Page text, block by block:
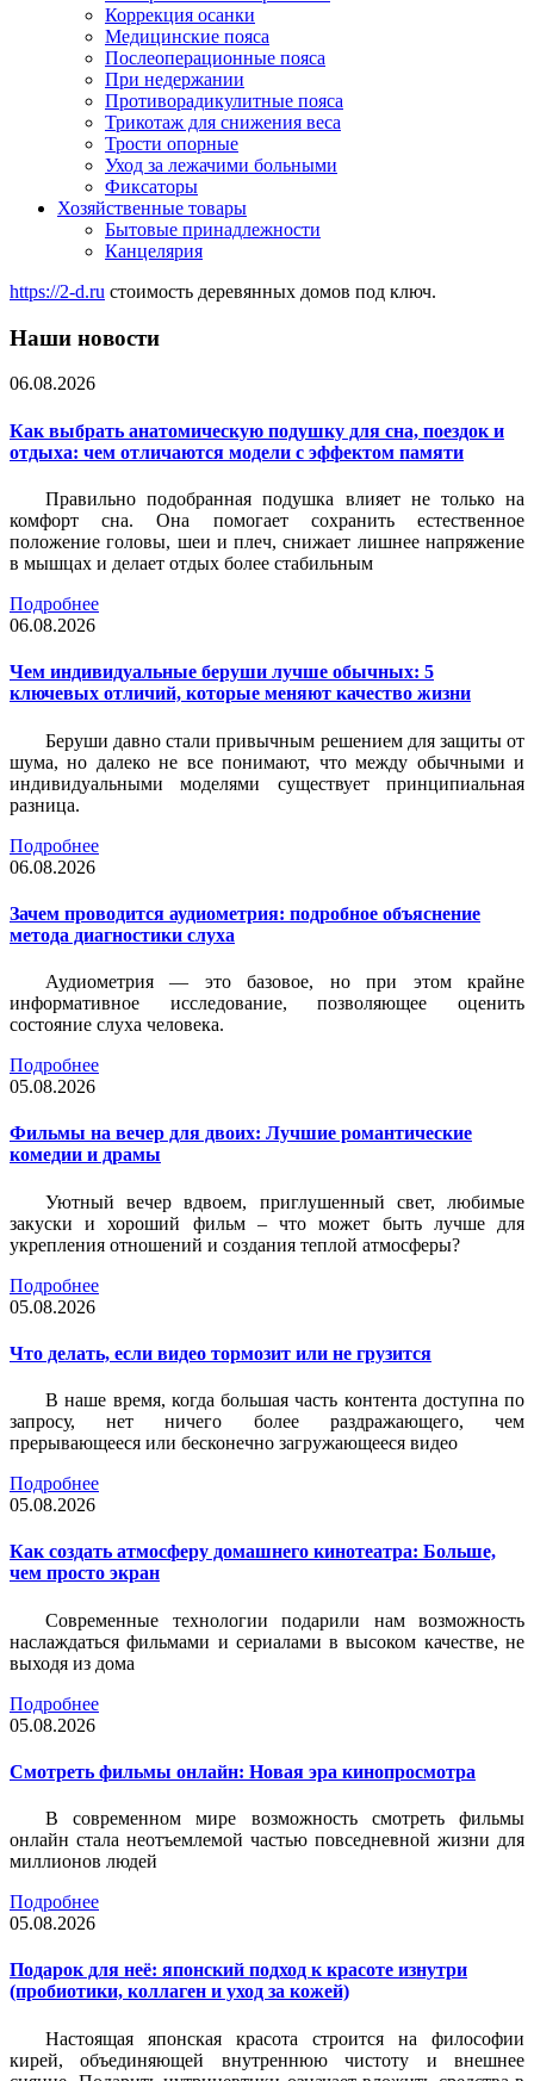
Коррекция осанки
Медицинские пояса
Послеоперационные пояса
При недержании
Противорадикулитные пояса
Трикотаж для снижения веса
Трости опорные
Уход за лежачими больными
Фиксаторы
Хозяйственные товары
Бытовые принадлежности
Канцелярия
https://2-d.ru стоимость деревянных домов под ключ.
Наши новости
06.08.2026
Как выбрать анатомическую подушку для сна, поездок и
отдыха: чем отличаются модели с эффектом памяти
Правильно подобранная подушка влияет не только на
комфорт сна. Она помогает сохранить естественное
положение головы, шеи и плеч, снижает лишнее напряжение
в мышцах и делает отдых более стабильным
Подробнее
06.08.2026
Чем индивидуальные беруши лучше обычных: 5
ключевых отличий, которые меняют качество жизни
Беруши давно стали привычным решением для защиты от
шума, но далеко не все понимают, что между обычными и
индивидуальными моделями существует принципиальная
разница.
Подробнее
06.08.2026
Зачем проводится аудиометрия: подробное объяснение
метода диагностики слуха
Аудиометрия — это базовое, но при этом крайне
информативное исследование, позволяющее оценить
состояние слуха человека.
Подробнее
05.08.2026
Фильмы на вечер для двоих: Лучшие романтические
комедии и драмы
Уютный вечер вдвоем, приглушенный свет, любимые
закуски и хороший фильм – что может быть лучше для
укрепления отношений и создания теплой атмосферы?
Подробнее
05.08.2026
Что делать, если видео тормозит или не грузится
В наше время, когда большая часть контента доступна по
запросу, нет ничего более раздражающего, чем
прерывающееся или бесконечно загружающееся видео
Подробнее
05.08.2026
Как создать атмосферу домашнего кинотеатра: Больше,
чем просто экран
Современные технологии подарили нам возможность
наслаждаться фильмами и сериалами в высоком качестве, не
выходя из дома
Подробнее
05.08.2026
Смотреть фильмы онлайн: Новая эра кинопросмотра
В современном мире возможность смотреть фильмы
онлайн стала неотъемлемой частью повседневной жизни для
миллионов людей
Подробнее
05.08.2026
Подарок для неё: японский подход к красоте изнутри
(пробиотики, коллаген и уход за кожей)
Настоящая японская красота строится на философии
кирей, объединяющей внутреннюю чистоту и внешнее